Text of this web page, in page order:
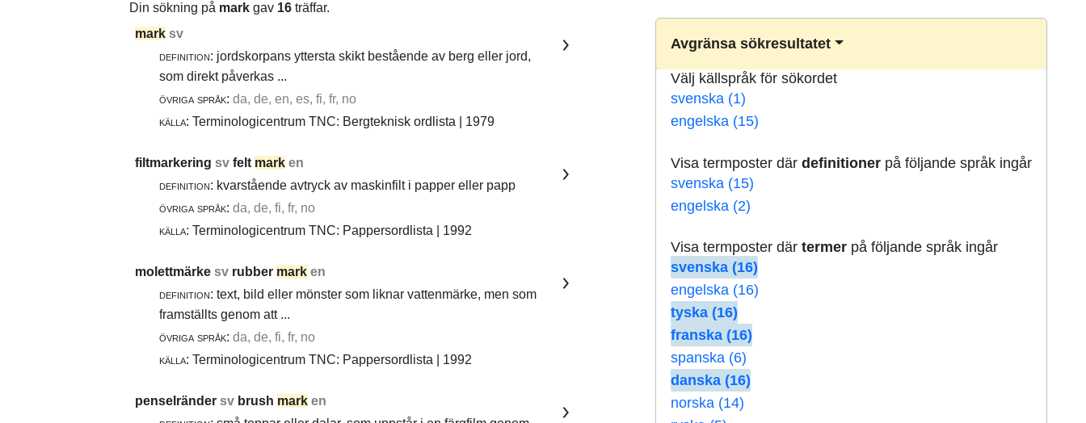
Din sökning på mark gav 16 träffar.
Avgränsa sökresultatet
Välj källspråk för sökordet
svenska (1)
engelska (15)
Visa termposter därdefinitioner på följande språk ingår
svenska (15)
engelska (2)
Visa termposter därtermer på följande språk ingår
svenska (16)
engelska (16)
tyska (16)
franska (16)
spanska (6)
danska (16)
norska (14)
mark sv
definition: jordskorpans yttersta skikt bestående av berg eller jord,
som direkt påverkas ...
övriga språk: da, de, en, es, fi, fr, no
källa: Terminologicentrum TNC: Bergteknisk ordlista | 1979
filtmarkering sv felt mark en
definition: kvarstående avtryck av maskinfilt i papper eller papp
övriga språk: da, de, fi, fr, no
källa: Terminologicentrum TNC: Pappersordlista | 1992
molettmärke sv rubber mark en
definition: text, bild eller mönster som liknar vattenmärke, men som
framställts genom att ...
övriga språk: da, de, fi, fr, no
källa: Terminologicentrum TNC: Pappersordlista | 1992
penselränder sv brush mark en